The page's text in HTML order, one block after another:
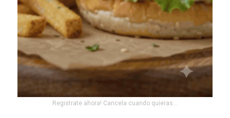
Registrate ahora! Cancela cuando quieras...